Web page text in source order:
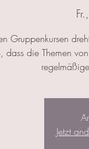
Gruppenkursen
dass die Themen
Jetzt